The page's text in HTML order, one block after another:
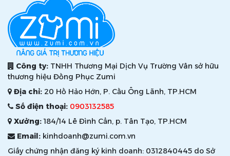
Công ty: TNHH Thương Mại Dịch Vụ Trường Vân sở hữu
thương hiệu Đồng Phục Zumi
Địa chỉ: 20 Hồ Hảo Hớn, P. Cầu Ông Lãnh, TP.HCM
Số điện thoại: 0903132585
Xưởng:184/14 Lê Đình Cẩn, p. Tân Tạo, TP.HCM
Email: kinhdoanh@zumi.com.vn
Giấy chứng nhận đăng ký kinh doanh: 0312840445 do Sở